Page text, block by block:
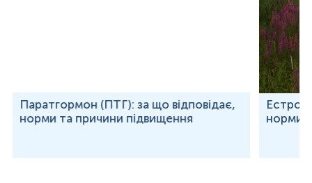
Паратгормон (ПТГ): за що відповідає,
норми та причини підвищення
норми